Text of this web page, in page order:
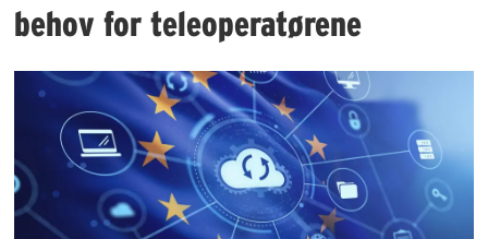
behov for teleoperatørene